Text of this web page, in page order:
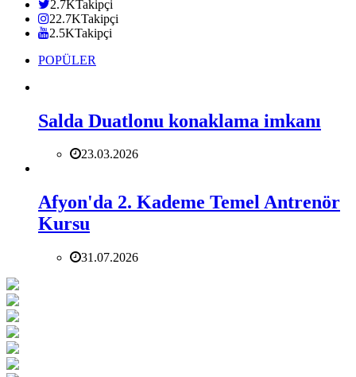
2.7KTakipçi
22.7KTakipçi
2.5KTakipçi
POPÜLER
Salda Duatlonu konaklama imkanı
23.03.2026
Afyon'da 2. Kademe Temel Antrenör
Kursu
31.07.2026